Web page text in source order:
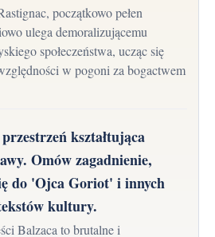
początkowo pełen
ulega demoralizującemu
społeczeństwa, ucząc się
w pogoni za bogactwem
kształtująca
Omów zagadnienie,
do 'Ojca Goriot' i innych
kultury.
Balzaca to brutalne i